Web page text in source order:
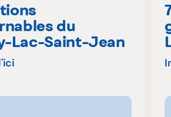
du
Lac-Saint-Jean